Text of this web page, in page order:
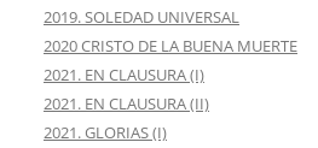
2019. SOLEDAD UNIVERSAL
2020 CRISTO DE LA BUENA MUERTE
2021. EN CLAUSURA (I)
2021. EN CLAUSURA (II)
2021. GLORIAS (I)